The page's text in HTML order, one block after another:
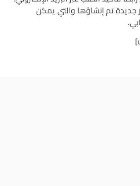
جديدة تم إنشاؤها والتي يمكن